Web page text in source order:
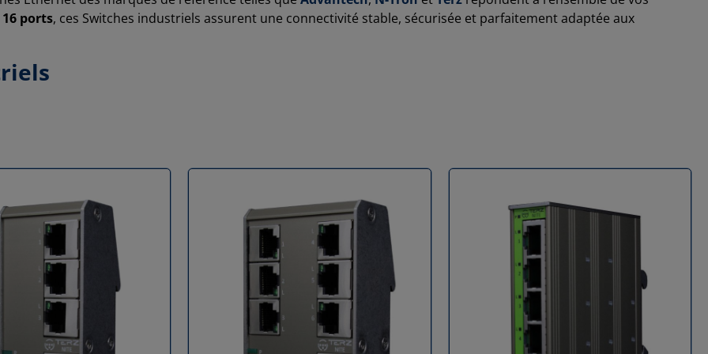
16 ports, ces Switches industriels assurent une connectivité stable, sécurisée et parfaitement adaptée aux